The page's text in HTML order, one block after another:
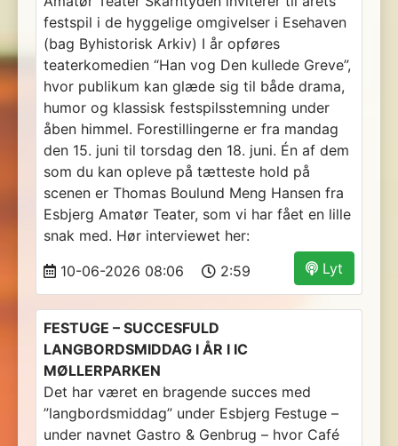
festspil i de hyggelige omgivelser i Esehaven
(bag Byhistorisk Arkiv) I år opføres
teaterkomedien “Han vog Den kullede Greve”,
hvor publikum kan glæde sig til både drama,
humor og klassisk festspilsstemning under
åben himmel. Forestillingerne er fra mandag
den 15. juni til torsdag den 18. juni. Én af dem
som du kan opleve på tætteste hold på
scenen er Thomas Boulund Meng Hansen fra
Esbjerg Amatør Teater, som vi har fået en lille
snak med. Hør interviewet her:
Lyt
10-06-2026 08:06 2:59
FESTUGE – SUCCESFULD
LANGBORDSMIDDAG I ÅR I IC
MØLLERPARKEN
Det har været en bragende succes med
”langbordsmiddag” under Esbjerg Festuge –
under navnet Gastro & Genbrug – hvor Café